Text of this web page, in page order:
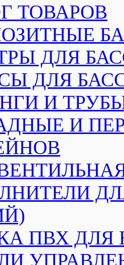
ТОВАРОВ
ДЛЯ
ДЛЯ
И
И
ПВХ ДЛЯ